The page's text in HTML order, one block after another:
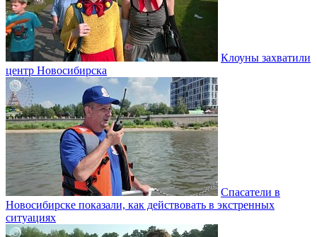
Клоуны захватили
центр Новосибирска
Спасатели в
Новосибирске показали, как действовать в экстренных
ситуациях